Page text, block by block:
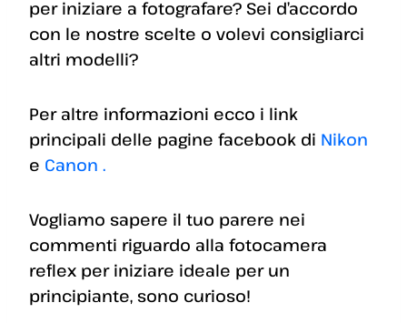
per iniziare a fotografare? Sei d’accordo
con le nostre scelte o volevi consigliarci
altri modelli?
Per altre informazioni ecco i link
principali delle pagine facebook di Nikon
e Canon .
Vogliamo sapere il tuo parere nei
commenti riguardo alla fotocamera
reflex per iniziare ideale per un
principiante, sono curioso!